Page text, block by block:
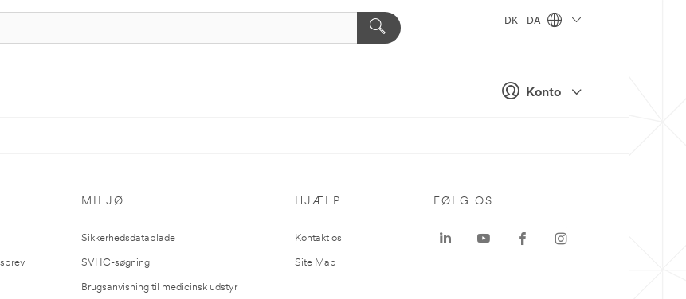
Konto
DK - DA
MILJØ
Sikkerhedsdatablade
SVHC-søgning
Brugsanvisning til medicinsk udstyr
HJÆLP
Kontakt os
Site Map
FØLG OS